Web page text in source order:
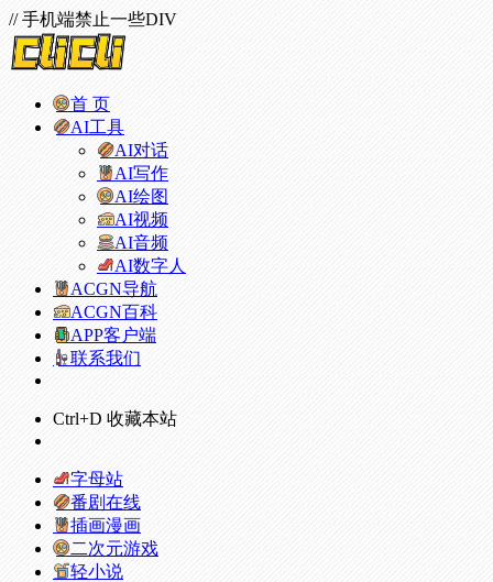
// 手机端禁止一些DIV
首 页
AI工具
AI对话
AI写作
AI绘图
AI视频
AI音频
AI数字人
ACGN导航
ACGN百科
APP客户端
联系我们
Ctrl+D 收藏本站
字母站
番剧在线
插画漫画
二次元游戏
轻小说